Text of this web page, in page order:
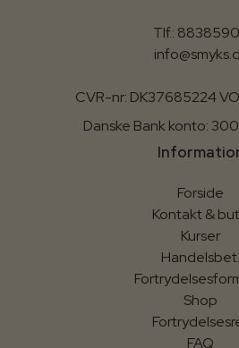
Tlf.:
CVR-nr: DK37685224
Danske Bank konto:
Forside
Kontakt &
Kurser
Handelsbet.
Shop
FAQ